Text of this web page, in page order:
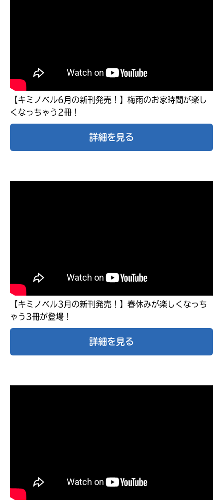
いろんな動画が
ギャラリー
【キミノベル6月の新刊発売！】梅雨のお家時間が楽し
くなっちゃう2冊！
詳細を見る
【キミノベル3月の新刊発売！】春休みが楽しくなっち
ゃう3冊が登場！
詳細を見る